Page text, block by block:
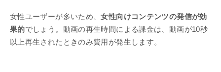
女性ユーザーが多いため、女性向けコンテンツの発信が効
果的でしょう。動画の再生時間による課金は、動画が10秒
以上再生されたときのみ費用が発生します。